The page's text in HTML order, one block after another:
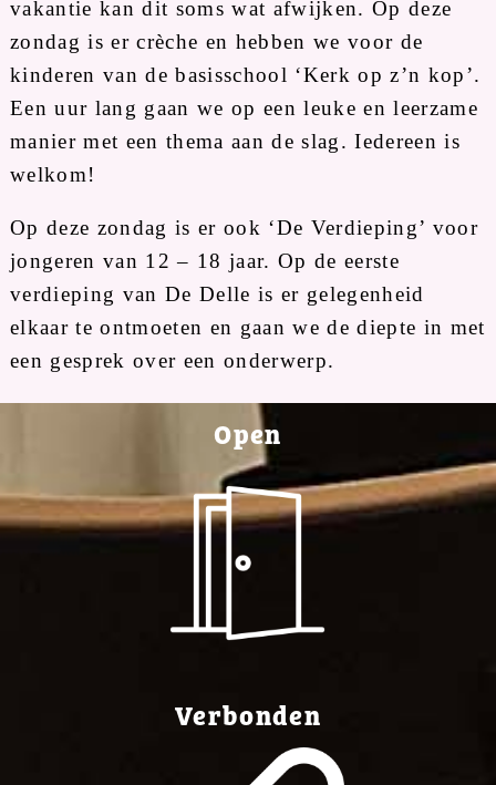
vakantie kan dit soms wat afwijken. Op deze
zondag is er crèche en hebben we voor de
kinderen van de basisschool ‘Kerk op z’n kop’.
Een uur lang gaan we op een leuke en leerzame
manier met een thema aan de slag. Iedereen is
welkom!
Op deze zondag is er ook ‘De Verdieping’ voor
jongeren van 12 – 18 jaar. Op de eerste
verdieping van De Delle is er gelegenheid
elkaar te ontmoeten en gaan we de diepte in met
een gesprek over een onderwerp.
Open
Verbonden